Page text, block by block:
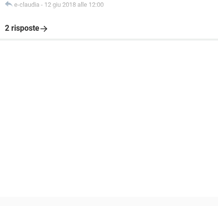
e-claudia - 12 giu 2018 alle 12:00
2 risposte